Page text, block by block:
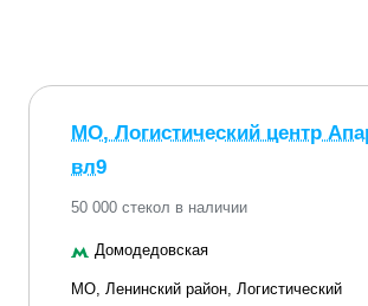
МО, Логистический центр
вл9
50 000 стекол в наличии
Домодедовская
МО, Ленинский район, Логистический